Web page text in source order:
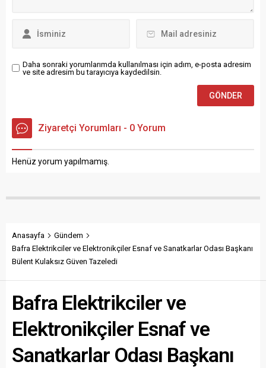
gelen trafik kazasında...
Daha sonraki yorumlarımda kullanılması için adım, e-posta adresim
ve site adresim bu tarayıcıya kaydedilsin.
Ziyaretçi Yorumları - 0 Yorum
Henüz yorum yapılmamış.
Anasayfa
Gündem
Bafra Elektrikciler ve Elektronikçiler Esnaf ve Sanatkarlar Odası Başkanı
Bülent Kulaksız Güven Tazeledi
Bafra Elektrikciler ve
Elektronikçiler Esnaf ve
Sanatkarlar Odası Başkanı